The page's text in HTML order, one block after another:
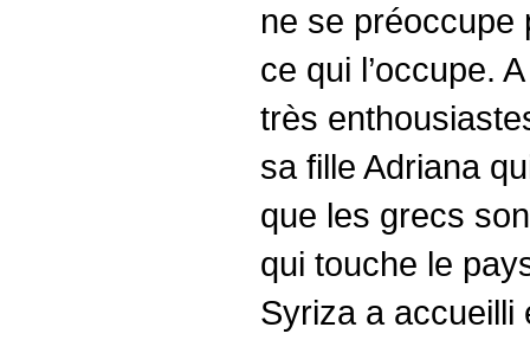
ne se préoccupe
ce qui l’occupe.
très
sa fille Adriana
que les grecs
qui touche le
Syriza a accueilli